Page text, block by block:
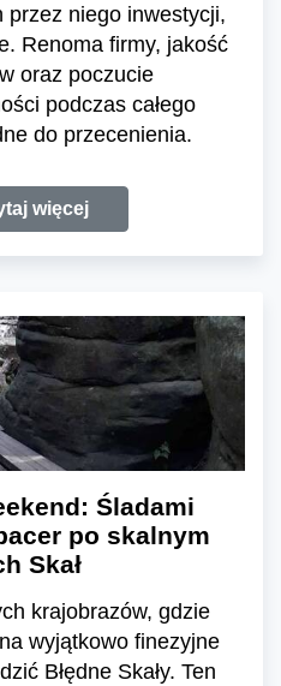
niego inwestycji,
Renoma firmy, jakość
oraz poczucie
podczas całego
do przecenienia.
więcej
Śladami
po skalnym
Skał
krajobrazów, gdzie
wyjątkowo finezyjne
Błędne Skały. Ten